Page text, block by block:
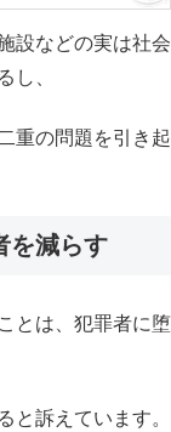
設などの実は社会
し、
重の問題を引き起
を減らす
とは、犯罪者に堕
と訴えています。